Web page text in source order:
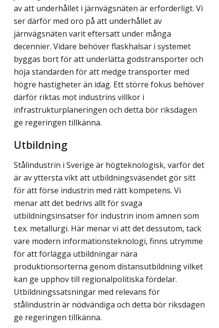
av att underhållet i järnvägsnäten är erforderligt. Vi
ser därför med oro på att underhållet av
järnvägsnäten varit eftersatt under många
decennier. Vidare behöver flaskhalsar i systemet
byggas bort för att underlätta godstransporter och
höja standarden för att medge transporter med
högre hastigheter än idag. Ett större fokus behöver
därför riktas mot industrins villkor i
infrastrukturplaneringen och detta bör riksdagen
ge regeringen tillkänna.
Utbildning
Stålindustrin i Sverige är högteknologisk, varför det
är av yttersta vikt att utbildningsväsendet gör sitt
för att förse industrin med rätt kompetens. Vi
menar att det bedrivs allt för svaga
utbildningsinsatser för industrin inom ämnen som
t.ex. metallurgi. Här menar vi att det dessutom, tack
vare modern informationsteknologi, finns utrymme
för att förlägga utbildningar nära
produktionsorterna genom distansutbildning vilket
kan ge upphov till regionalpolitiska fördelar.
Utbildningssatsningar med relevans för
stålindustrin är nödvändiga och detta bör riksdagen
ge regeringen tillkänna.